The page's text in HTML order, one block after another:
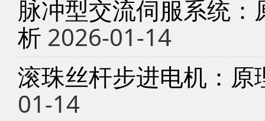
脉冲型交流伺服系统
析 2026-01-14
滚珠丝杆步进电机：
01-14